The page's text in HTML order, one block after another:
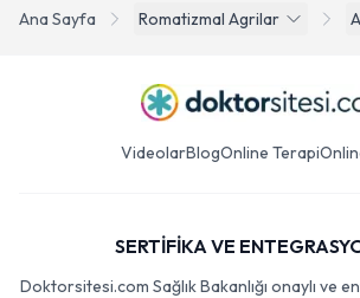
Ana Sayfa Romatizmal Agrilar
VideolarBlogOnline Terapi
SERTİFİKA VE
Doktorsitesi.com Sağlık Bakanlığı onaylı ve